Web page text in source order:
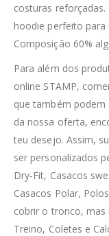
costuras
hoodie perfeito para
Composição 60%
Para além dos
online STAMP,
que também podem
da nossa oferta,
teu desejo. Assim,
ser personalizados
Dry-Fit, Casacos
Casacos Polar,
cobrir o tronco, mas
Treino, Coletes e